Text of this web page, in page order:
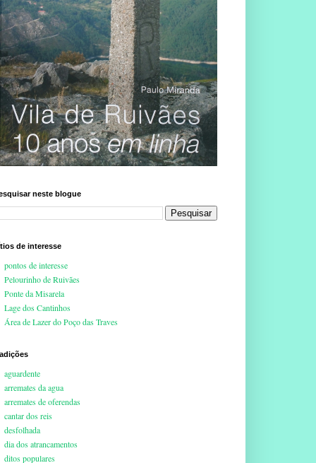
neste blogue
de interesse
pontos de interesse
Pelourinho de Ruivães
Ponte da Misarela
Lage dos Cantinhos
Área de Lazer do Poço das Traves
aguardente
arremates da agua
arremates de oferendas
cantar dos reis
desfolhada
dia dos atrancamentos
ditos populares